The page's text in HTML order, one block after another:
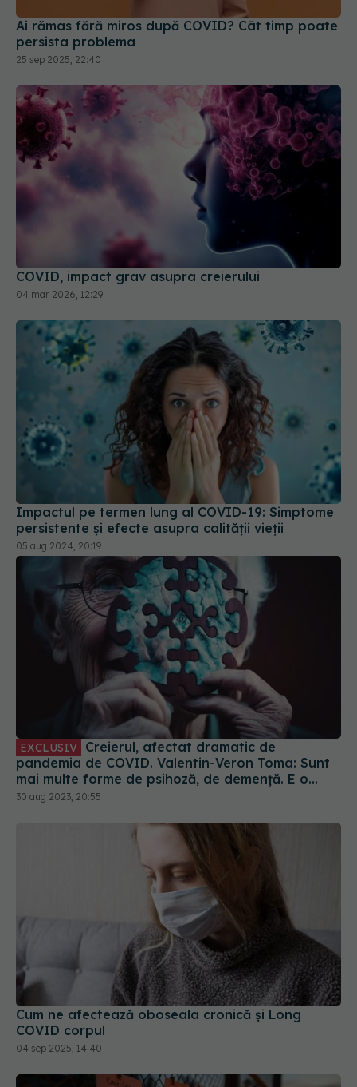
Ai rămas fără miros după COVID? Cât timp poate
persista problema
25 sep 2025, 22:40
COVID, impact grav asupra creierului
04 mar 2026, 12:29
Impactul pe termen lung al COVID-19: Simptome
persistente și efecte asupra calității vieții
05 aug 2024, 20:19
EXCLUSIV
pandemia de COVID. Valentin-Veron Toma: Sunt
mai multe forme de psihoză, de demență. E o
accelerare a unor fenomene care păreau să fie
30 aug 2023, 20:55
Cum ne afectează oboseala cronică și Long
COVID corpul
04 sep 2025, 14:40